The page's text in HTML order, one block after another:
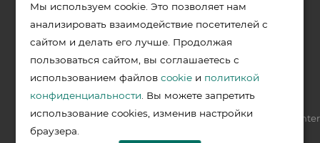
Уфимский район, с. Зубово, ул.
Полевая, д. 44/2, к. 2
2026 © Меркурий - упаковочная продукция от ведущих
производителей в Уфе
Разработка —
VIS.center
Мы используем cookie. Это позволяет нам
анализировать взаимодействие посетителей с
сайтом и делать его лучше. Продолжая
пользоваться сайтом, вы соглашаетесь с
использованием файловcookie и политикой
конфиденциальности . Вы можете запретить
использование cookies, изменив настройки
браузера.